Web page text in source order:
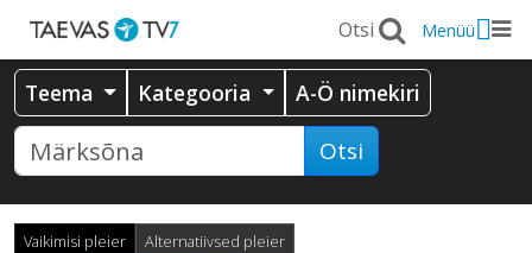
Menüü
Teema Kategooria A-Ö nimekiri
Otsi
Vaikimisi pleier Alternatiivsed pleier